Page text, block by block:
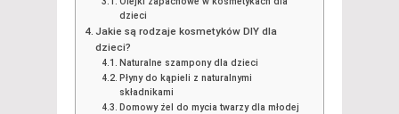
dzieci
Jakie są rodzaje kosmetyków DIY dla
dzieci?
Naturalne szampony dla dzieci
Płyny do kąpieli z naturalnymi
składnikami
Domowy żel do mycia twarzy dla młodej